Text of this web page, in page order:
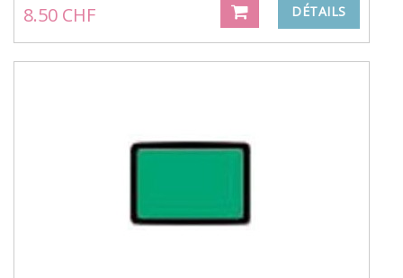
8.50 CHF DÉTAILS